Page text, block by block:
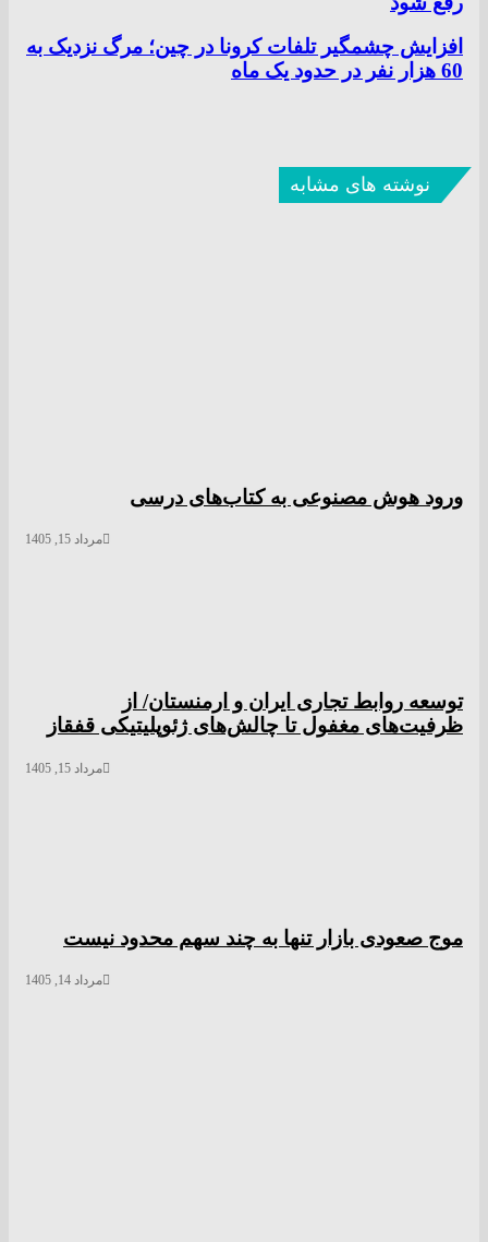
افزایش چشمگیر تلفات کرونا در چین؛ مرگ نزدیک به
60 هزار نفر در حدود یک ماه
نوشته های مشابه
ورود هوش مصنوعی به کتاب‌های درسی
مرداد 15, 1405
توسعه روابط تجاری ایران و ارمنستان/ از
ظرفیت‌های مغفول تا چالش‌های ژئوپلیتیکی قفقاز
مرداد 15, 1405
موج صعودی بازار تنها به چند سهم محدود نیست
مرداد 14, 1405